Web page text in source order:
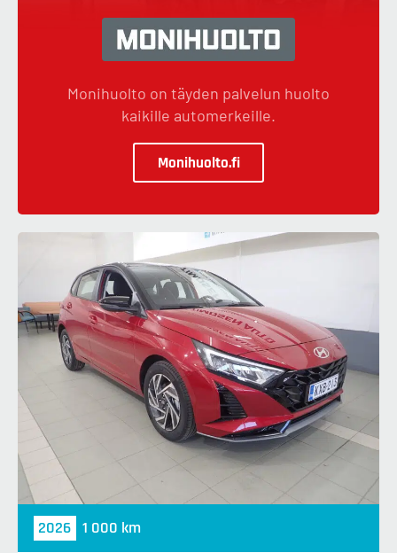
Monihuolto on täyden palvelun huolto
kaikille automerkeille.
Monihuolto.fi
2026 1 000 km